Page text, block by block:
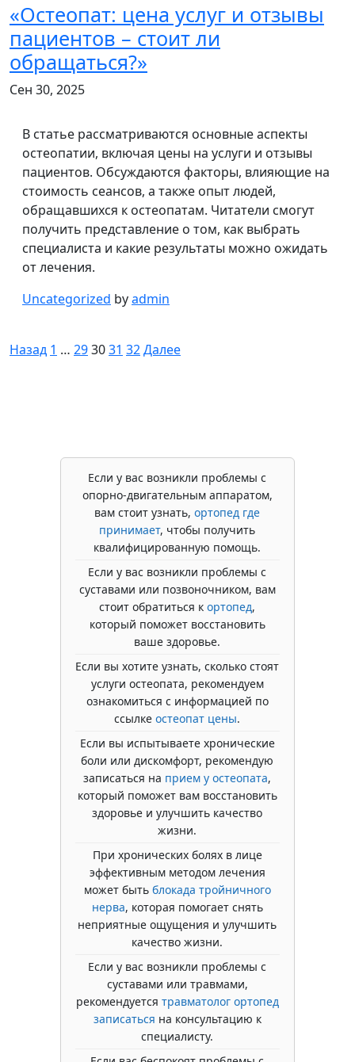
«Остеопат: цена услуг и отзывы
пациентов – стоит ли
обращаться?»
Сен 30, 2025
В статье рассматриваются основные аспекты
остеопатии, включая цены на услуги и отзывы
пациентов. Обсуждаются факторы, влияющие на
стоимость сеансов, а также опыт людей,
обращавшихся к остеопатам. Читатели смогут
получить представление о том, как выбрать
специалиста и какие результаты можно ожидать
от лечения.
Uncategorized byadmin
Пагинация
Назад 1 … 293031 32Далее
Если у вас возникли проблемы с
опорно-двигательным аппаратом,
вам стоит узнать,ортопед где
принимает, чтобы получить
квалифицированную помощь.
Если у вас возникли проблемы с
суставами или позвоночником, вам
стоит обратиться кортопед,
который поможет восстановить
ваше здоровье.
Если вы хотите узнать, сколько стоят
услуги остеопата, рекомендуем
ознакомиться с информацией по
ссылкеостеопат цены.
Если вы испытываете хронические
боли или дискомфорт, рекомендую
записаться на прием у остеопата,
который поможет вам восстановить
здоровье и улучшить качество
жизни.
При хронических болях в лице
эффективным методом лечения
может быть блокада тройничного
нерва, которая помогает снять
неприятные ощущения и улучшить
качество жизни.
Если у вас возникли проблемы с
суставами или травмами,
рекомендуется травматолог ортопед
записаться на консультацию к
специалисту.